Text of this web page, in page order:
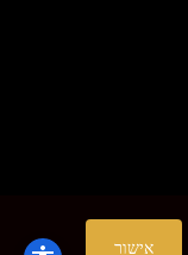
אישור